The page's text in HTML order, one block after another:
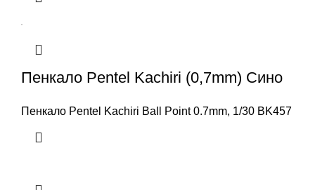
Пенкало Pentel Kachiri (0,7mm) Сино
Пенкало Pentel Kachiri Ball Point 0.7mm, 1/30 BK457